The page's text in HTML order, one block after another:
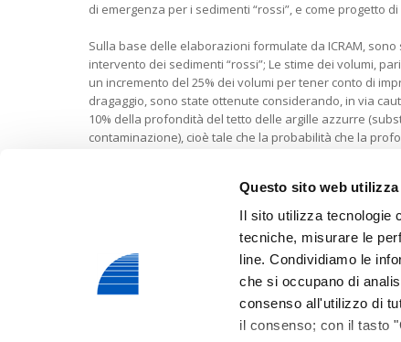
Questo sito web
Il sito utilizza tecnologie
tecniche, misurare le
line. Condividiamo le
che si occupano di
consenso all'utilizzo di
il consenso; con il tasto
di emergenza per i sedimenti “rossi”, e come progetto
Sulla base delle elaborazioni formulate da ICRAM,
intervento dei sedimenti “rossi”; Le stime dei volumi,
un incremento del 25% dei volumi per tener conto di
dragaggio, sono state ottenute considerando, in via
10% della profondità del tetto delle argille azzurre
contaminazione), cioè tale che la probabilità che la
Uffici amministrativi: Taranto Logistica S.p.A. - ex S.S. 10 per